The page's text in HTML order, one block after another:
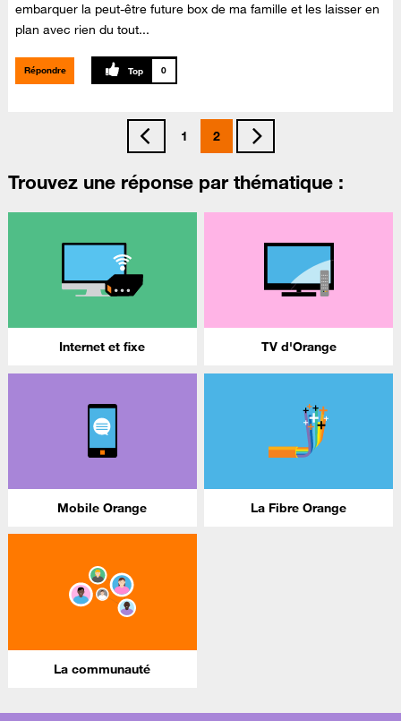
embarquer la peut-être future box de ma famille et les laisser en
plan avec rien du tout...
Répondre 0
1 2
Trouvez une réponse par thématique :
Internet et fixe TV d'Orange
Mobile Orange La Fibre Orange
La communauté